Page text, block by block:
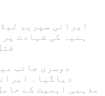
ایرانی سپریم
ہنیہ کی شہادت
دوسری جانب
دیاگیا۔
مذہبی اہمیت کے